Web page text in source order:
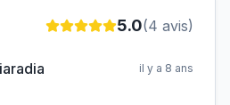
5.0(4 avis)
il y a 8 ans